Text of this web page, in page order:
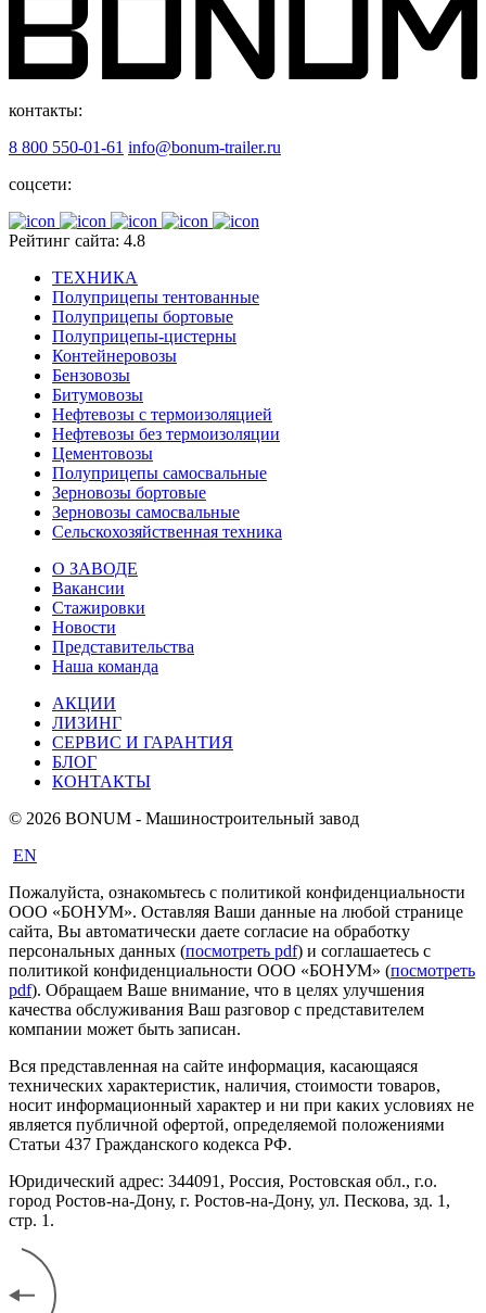
контакты:
8 800 550-01-61 info@bonum-trailer.ru
соцсети:
Рейтинг сайта: 4.8
ТЕХНИКА
Полуприцепы тентованные
Полуприцепы бортовые
Полуприцепы-цистерны
Контейнеровозы
Бензовозы
Битумовозы
Нефтевозы с термоизоляцией
Нефтевозы без термоизоляции
Цементовозы
Полуприцепы самосвальные
Зерновозы бортовые
Зерновозы самосвальные
Сельскохозяйственная техника
О ЗАВОДЕ
Вакансии
Стажировки
Новости
Представительства
Наша команда
АКЦИИ
ЛИЗИНГ
СЕРВИС И ГАРАНТИЯ
БЛОГ
КОНТАКТЫ
© 2026 BONUM - Машиностроительный завод
EN
Пожалуйста, ознакомьтесь с политикой конфиденциальности
ООО «БОНУМ». Оставляя Ваши данные на любой странице
сайта, Вы автоматически даете согласие на обработку
персональных данных (посмотреть pdf) и соглашаетесь с
политикой конфиденциальности ООО «БОНУМ» (посмотреть
pdf). Обращаем Ваше внимание, что в целях улучшения
качества обслуживания Ваш разговор с представителем
компании может быть записан.
Вся представленная на сайте информация, касающаяся
технических характеристик, наличия, стоимости товаров,
носит информационный характер и ни при каких условиях не
является публичной офертой, определяемой положениями
Статьи 437 Гражданского кодекса РФ.
Юридический адрес: 344091, Россия, Ростовская обл., г.о.
город Ростов-на-Дону, г. Ростов-на-Дону, ул. Пескова, зд. 1,
стр. 1.